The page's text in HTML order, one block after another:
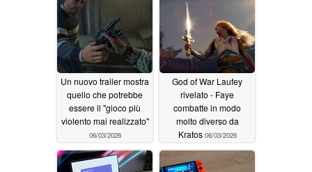
Un nuovo trailer mostra
quello che potrebbe
essere il "gioco più
violento mai realizzato"
06/03/2026
God of War Laufey
rivelato - Faye
combatte in modo
molto diverso da
Kratos 06/03/2026